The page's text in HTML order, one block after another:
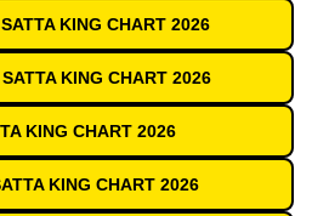
KING CHART 2026
KING CHART 2026
KING CHART 2026
KING CHART 2026